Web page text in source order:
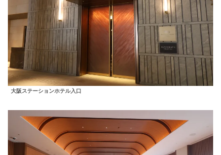
大阪ステーションホテル入口